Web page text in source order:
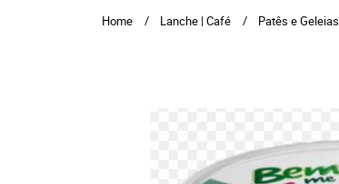
Home Lanche | Café Patês e Geleias